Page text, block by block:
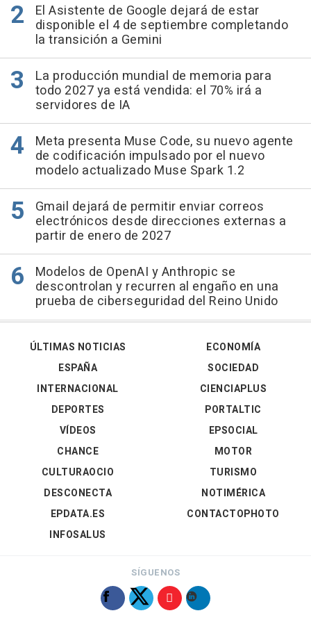
El Asistente de Google dejará de estar
disponible el 4 de septiembre completando
la transición a Gemini
La producción mundial de memoria para
todo 2027 ya está vendida: el 70% irá a
servidores de IA
Meta presenta Muse Code, su nuevo agente
de codificación impulsado por el nuevo
modelo actualizado Muse Spark 1.2
Gmail dejará de permitir enviar correos
electrónicos desde direcciones externas a
partir de enero de 2027
Modelos de OpenAI y Anthropic se
descontrolan y recurren al engaño en una
prueba de ciberseguridad del Reino Unido
ÚLTIMAS NOTICIAS
ESPAÑA
INTERNACIONAL
DEPORTES
VÍDEOS
ECONOMÍA
SOCIEDAD
CIENCIAPLUS
PORTALTIC
EPSOCIAL
CHANCE
CULTURAOCIO
DESCONECTA
EPDATA.ES
INFOSALUS
MOTOR
TURISMO
NOTIMÉRICA
CONTACTOPHOTO
SÍGUENOS